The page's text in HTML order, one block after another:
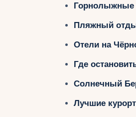
Горнолыжные
Пляжный
Отели на
Где
Солнечный
Лучшие